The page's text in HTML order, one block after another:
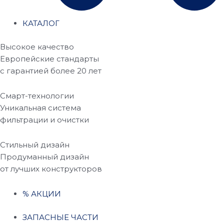
КАТАЛОГ
Высокое качество
Европейские стандарты
с гарантией более 20 лет
Смарт-технологии
Уникальная система
фильтрации и очистки
Стильный дизайн
Продуманный дизайн
от лучших конструкторов
% АКЦИИ
ЗАПАСНЫЕ ЧАСТИ